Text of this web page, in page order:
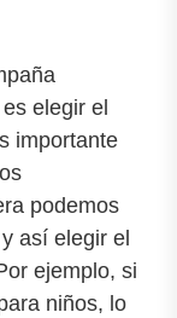
elegir el
importante
podemos
así elegir el
ejemplo, si
niños, lo